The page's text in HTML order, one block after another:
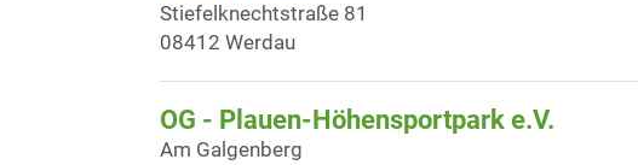
Stiefelknechtstraße 81
08412 Werdau
OG - Plauen-Höhensportpark e.V.
Am Galgenberg